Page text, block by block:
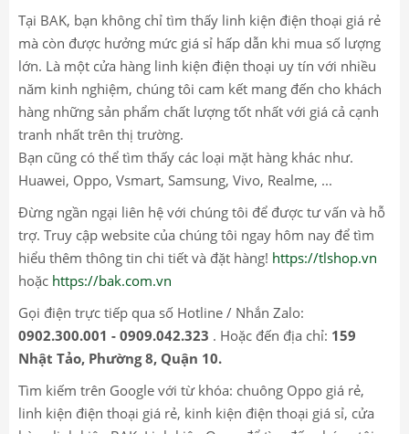
Tại BAK, bạn không chỉ tìm thấy linh kiện điện thoại giá rẻ
mà còn được hưởng mức giá sỉ hấp dẫn khi mua số lượng
lớn. Là một cửa hàng linh kiện điện thoại uy tín với nhiều
năm kinh nghiệm, chúng tôi cam kết mang đến cho khách
hàng những sản phẩm chất lượng tốt nhất với giá cả cạnh
tranh nhất trên thị trường.
Bạn cũng có thể tìm thấy các loại mặt hàng khác như.
Huawei, Oppo, Vsmart, Samsung, Vivo, Realme, ...
Đừng ngần ngại liên hệ với chúng tôi để được tư vấn và hỗ
trợ. Truy cập website của chúng tôi ngay hôm nay để tìm
hiểu thêm thông tin chi tiết và đặt hàng! https://tlshop.vn
hoặc https://bak.com.vn
Gọi điện trực tiếp qua số Hotline / Nhắn Zalo:
0902.300.001 - 0909.042.323 . Hoặc đến địa chỉ: 159
Nhật Tảo, Phường 8, Quận 10.
Tìm kiếm trên Google với từ khóa: chuông Oppo giá rẻ,
linh kiện điện thoại giá rẻ, kinh kiện điện thoại giá sỉ, cửa